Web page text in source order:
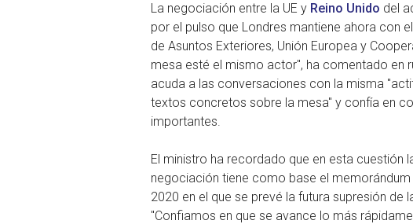
La negociación entre la UE y Reino Unido del
por el pulso que Londres mantiene ahora con
de Asuntos Exteriores, Unión Europea y
mesa esté el mismo actor", ha comentado en
acuda a las conversaciones con la misma
textos concretos sobre la mesa" y confía en
importantes.
El ministro ha recordado que en esta cuestión
negociación tiene como base el
2020 en el que se prevé la futura supresión
"Confiamos en que se avance lo más